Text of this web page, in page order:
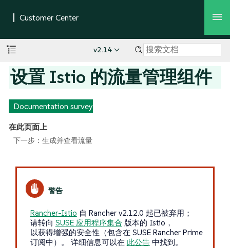
v2.14
设置 Istio 的流量管理组件
Documentation survey
在此页面上
下一步：生成并查看流量
Rancher-Istio 自 Rancher v2.12.0 起已被弃用；
请转向 SUSE 应用程序集合 版本的 Istio，
以获得增强的安全性（包含在 SUSE Rancher Prime
订阅中）。 详细信息可以在 此公告中找到。